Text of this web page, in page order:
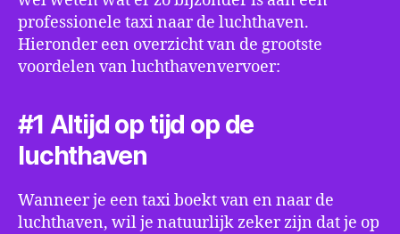
professionele taxi naar de luchthaven.
Hieronder een overzicht van de grootste
voordelen van luchthavenvervoer:
#1 Altijd op tijd op de
luchthaven
Wanneer je een taxi boekt van en naar de
luchthaven, wil je natuurlijk zeker zijn dat je op